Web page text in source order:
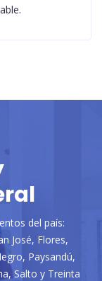
del país:
José, Flores,
Paysandú,
Salto y Treinta